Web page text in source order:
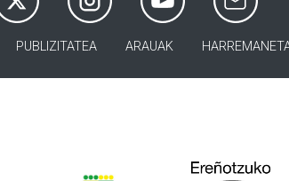
PUBLIZITATEA ARAUAK